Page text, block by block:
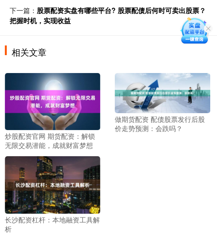
下一篇： 股票配资实盘有哪些平台? 股票配债后何时可卖出股票？
把握时机，实现收益
相关文章
炒股配资官网 期货配资：解锁
无限交易潜能，成就财富梦想
做期货配资 配债股票发行后股
价走势预测：会跌吗？
长沙配资杠杆：本地融资工具解
析